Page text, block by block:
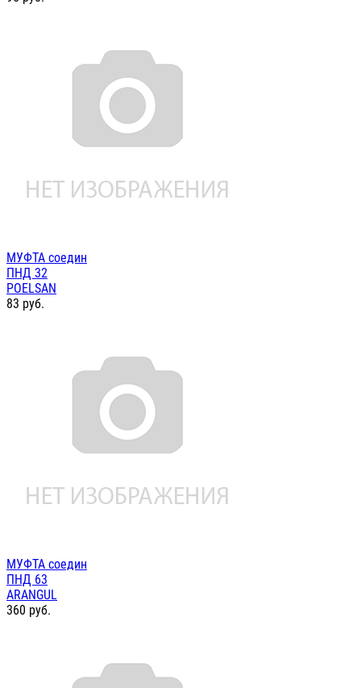
МУФТА соедин
ПНД 32
POELSAN
83 руб.
МУФТА соедин
ПНД 63
ARANGUL
360 руб.